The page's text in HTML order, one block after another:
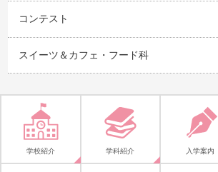
コンテスト
スイーツ＆カフェ・フード科
学校紹介 学科紹介 入学案内